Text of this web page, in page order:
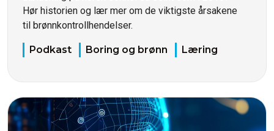
Hør historien og lær mer om de viktigste årsakene
til brønnkontrollhendelser.
Podkast Boring og brønn Læring